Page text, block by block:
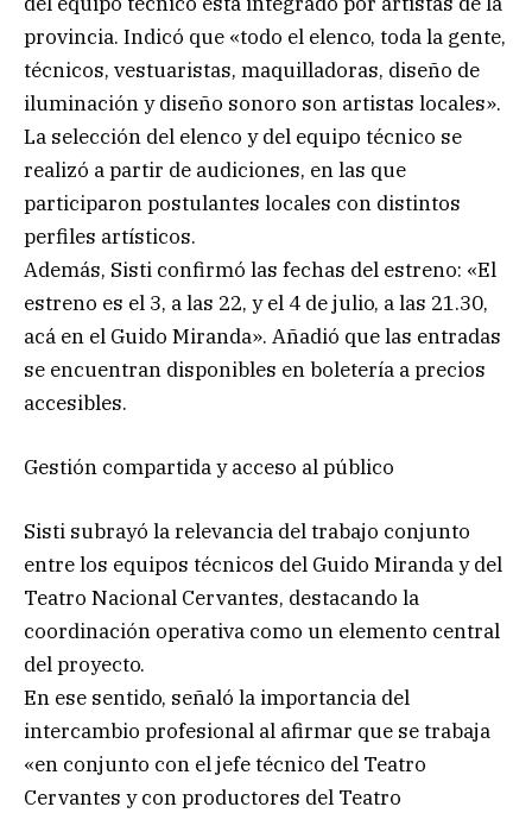
provincia. Indicó que «todo el elenco, toda la gente,
técnicos, vestuaristas, maquilladoras, diseño de
iluminación y diseño sonoro son artistas locales».
La selección del elenco y del equipo técnico se
realizó a partir de audiciones, en las que
participaron postulantes locales con distintos
perfiles artísticos.
Además, Sisti confirmó las fechas del estreno: «El
estreno es el 3, a las 22, y el 4 de julio, a las 21.30,
acá en el Guido Miranda». Añadió que las entradas
se encuentran disponibles en boletería a precios
accesibles.
Gestión compartida y acceso al público
Sisti subrayó la relevancia del trabajo conjunto
entre los equipos técnicos del Guido Miranda y del
Teatro Nacional Cervantes, destacando la
coordinación operativa como un elemento central
del proyecto.
En ese sentido, señaló la importancia del
intercambio profesional al afirmar que se trabaja
«en conjunto con el jefe técnico del Teatro
Cervantes y con productores del Teatro